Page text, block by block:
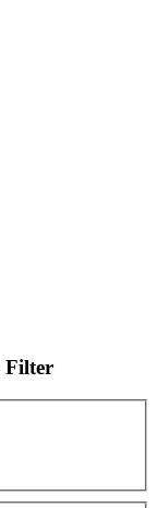
Filter